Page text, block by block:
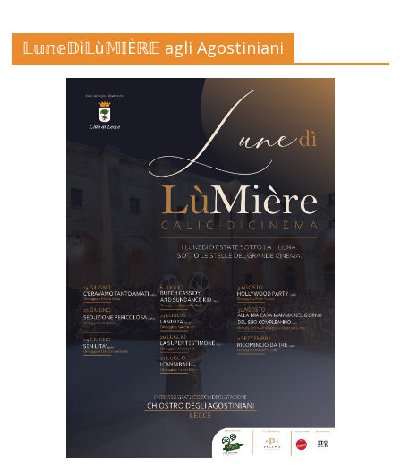
𝕃𝕦𝕟𝕖𝔻ì𝕃ù𝕄𝕀Èℝ𝔼 agli Agostiniani